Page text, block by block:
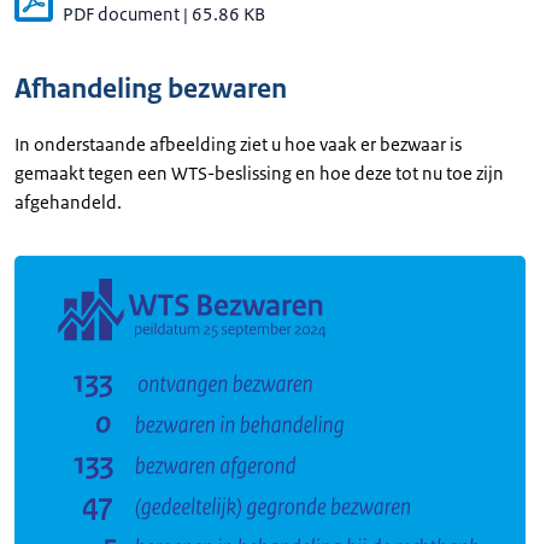
PDF document | 65.86 KB
Afhandeling bezwaren
In onderstaande afbeelding ziet u hoe vaak er bezwaar is
gemaakt tegen een WTS-beslissing en hoe deze tot nu toe zijn
afgehandeld.